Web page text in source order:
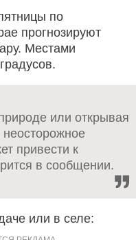
по
прогнозируют
Местами
или открывая
привести к
в сообщении.
или в селе: